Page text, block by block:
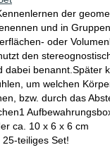
der
und in
oder
den
dabei benannt.Später
um welchen
bzw. durch das
ca. 10 x 6 x 6 cm
teiliges Set!